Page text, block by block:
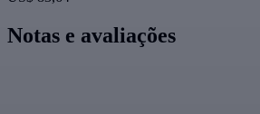
Notas e avaliações